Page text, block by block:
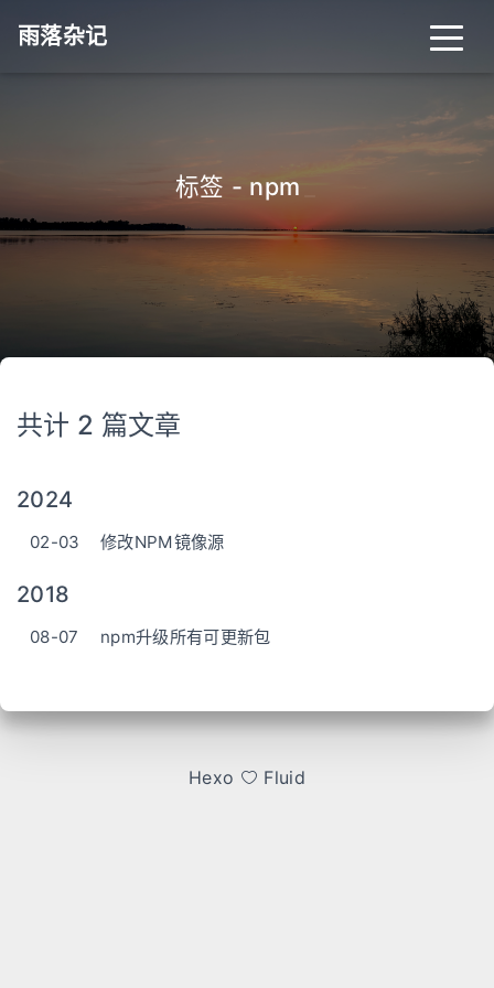
雨落杂记
分类
标签 关于 搜索
标签 - npm
共计 2 篇文章
2024
02-03 修改NPM镜像源
2018
08-07 npm升级所有可更新包
Hexo Fluid